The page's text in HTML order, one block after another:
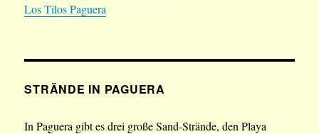
Los Tilos Paguera
STRÄNDE IN PAGUERA
In Paguera gibt es drei große Sand-Strände, den Playa